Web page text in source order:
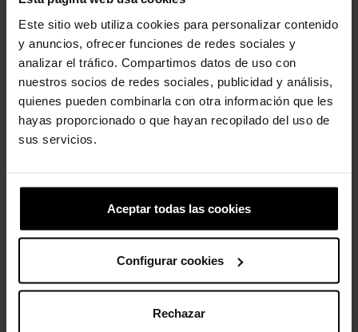
Este sitio web utiliza cookies para personalizar contenido
y anuncios, ofrecer funciones de redes sociales y
analizar el tráfico. Compartimos datos de uso con
nuestros socios de redes sociales, publicidad y análisis,
quienes pueden combinarla con otra información que les
hayas proporcionado o que hayan recopilado del uso de
sus servicios.
Aceptar todas las cookies
Configurar cookies
Rechazar
Altura elevada do salto anabela de 41 mm/1,6 polegadas,
medida do chão ao calcanhar.
Mesmo cabedal do Classic Clog.
Personalizável com pingentes Jibbitz™ na parte superior e na
tira traseira.
Icônico Crocs Comfort™: Leve. Flexível. Conforto de 36 graus.
produto também compraram: